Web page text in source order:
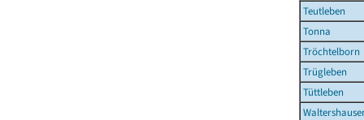
Teutleben
Tonna
Tröchtelborn
Trügleben
Tüttleben